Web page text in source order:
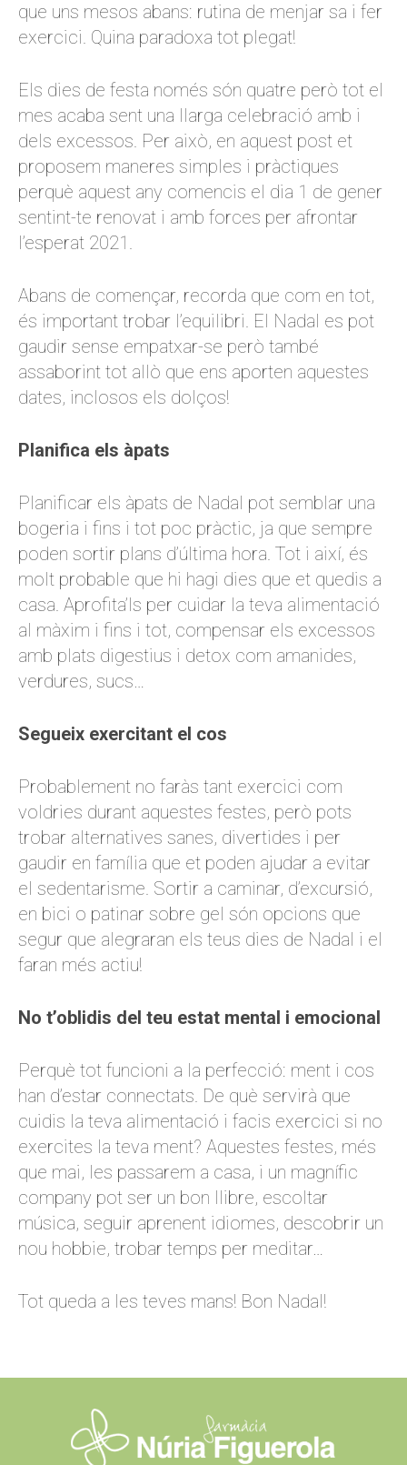
que uns mesos abans: rutina de menjar sa i fer
exercici. Quina paradoxa tot plegat!
Els dies de festa només són quatre però tot el
mes acaba sent una llarga celebració amb i
dels excessos. Per això, en aquest post et
proposem maneres simples i pràctiques
perquè aquest any comencis el dia 1 de gener
sentint-te renovat i amb forces per afrontar
l’esperat 2021.
Abans de començar, recorda que com en tot,
és important trobar l’equilibri. El Nadal es pot
gaudir sense empatxar-se però també
assaborint tot allò que ens aporten aquestes
dates, inclosos els dolços!
Planifica els àpats
Planificar els àpats de Nadal pot semblar una
bogeria i fins i tot poc pràctic, ja que sempre
poden sortir plans d’última hora. Tot i així, és
molt probable que hi hagi dies que et quedis a
casa. Aprofita’ls per cuidar la teva alimentació
al màxim i fins i tot, compensar els excessos
amb plats digestius i detox com amanides,
verdures, sucs…
Segueix exercitant el cos
Probablement no faràs tant exercici com
voldries durant aquestes festes, però pots
trobar alternatives sanes, divertides i per
gaudir en família que et poden ajudar a evitar
el sedentarisme. Sortir a caminar, d’excursió,
en bici o patinar sobre gel són opcions que
segur que alegraran els teus dies de Nadal i el
faran més actiu!
No t’oblidis del teu estat mental i emocional
Perquè tot funcioni a la perfecció: ment i cos
han d’estar connectats. De què servirà que
cuidis la teva alimentació i facis exercici si no
exercites la teva ment? Aquestes festes, més
que mai, les passarem a casa, i un magnífic
company pot ser un bon llibre, escoltar
música, seguir aprenent idiomes, descobrir un
nou hobbie, trobar temps per meditar…
Tot queda a les teves mans! Bon Nadal!